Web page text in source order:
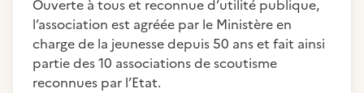
Ouverte à tous et reconnue d’utilité publique,
l’association est agréée par le Ministère en
charge de la jeunesse depuis 50 ans et fait ainsi
partie des 10 associations de scoutisme
reconnues par l’Etat.